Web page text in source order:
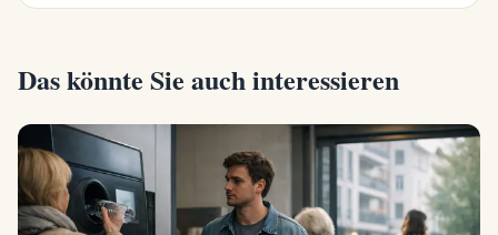
Das könnte Sie auch interessieren